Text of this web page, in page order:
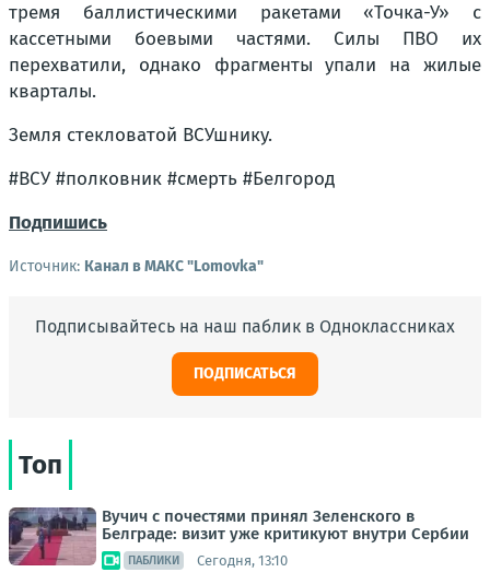
тремя баллистическими ракетами «Точка-У» с
кассетными боевыми частями. Силы ПВО их
перехватили, однако фрагменты упали на жилые
кварталы.
Земля стекловатой ВСУшнику.
#ВСУ #полковник #смерть #Белгород
Подпишись
Источник: Канал в МАКС "Lomovka"
Подписывайтесь на наш паблик в Одноклассниках
ПОДПИСАТЬСЯ
Топ
Вучич с почестями принял Зеленского в
Белграде: визит уже критикуют внутри Сербии
ПАБЛИКИ Сегодня, 13:10